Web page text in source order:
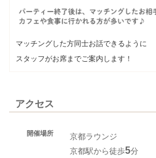
マッチングした方同士お話できるように
スタッフがお席までご案内します！
アクセス
開催場所
京都ラウンジ
京都駅から徒歩5分